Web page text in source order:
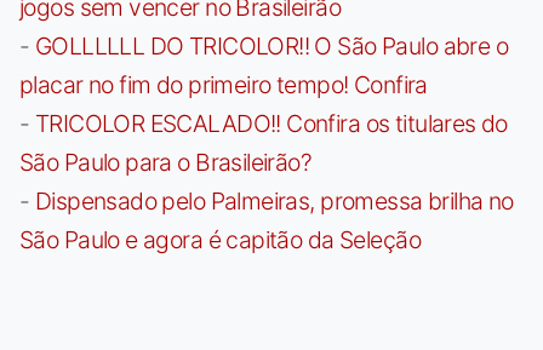
jogos sem vencer no Brasileirão
- GOLLLLLL DO TRICOLOR!! O São Paulo abre o
placar no fim do primeiro tempo! Confira
- TRICOLOR ESCALADO!! Confira os titulares do
São Paulo para o Brasileirão?
- Dispensado pelo Palmeiras, promessa brilha no
São Paulo e agora é capitão da Seleção